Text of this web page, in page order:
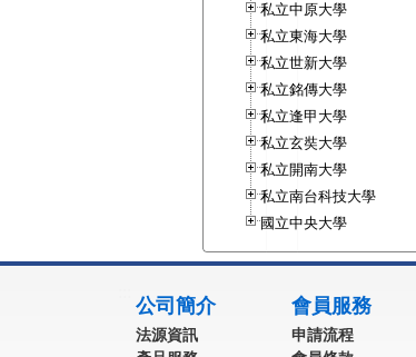
私立中原大學
私立東海大學
私立世新大學
私立銘傳大學
私立逢甲大學
私立玄奘大學
私立開南大學
私立南台科技大學
國立中央大學
公司簡介
法源資訊
會員服務
申請流程